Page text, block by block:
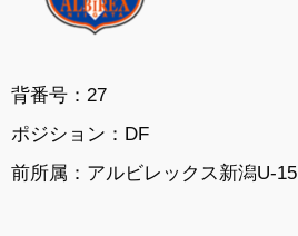
背番号：27
ポジション：DF
前所属：アルビレックス新潟U-15